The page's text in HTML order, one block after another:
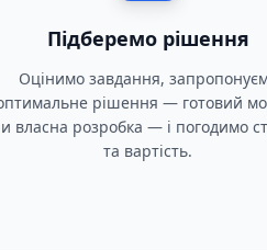
Підберемо рішення
Оцінимо завдання,
рішення — готовий
власна розробка — і погодимо
та вартість.